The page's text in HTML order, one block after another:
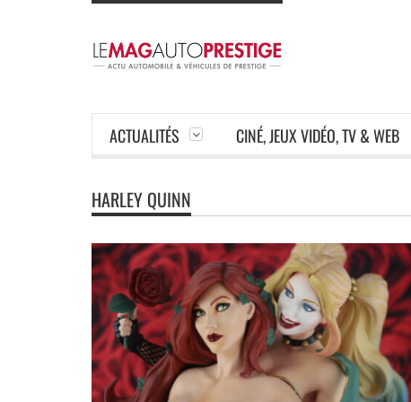
ACTUALITÉS CINÉ, JEUX VIDÉO, TV & WEB
HARLEY QUINN